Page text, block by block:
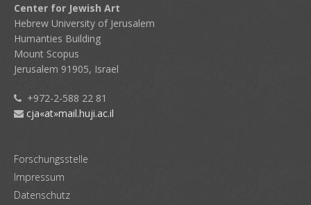
Center for Jewish Art
Hebrew University of Jerusalem
Humanties Building
Mount Scopus
Jerusalem 91905, Israel
+972-2-588 22 81
cja«at»mail.huji.ac.il
Forschungsstelle
Impressum
Datenschutz